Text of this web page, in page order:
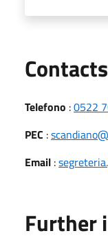
Contacts
Telefono :0522
PEC :
Email :
Further